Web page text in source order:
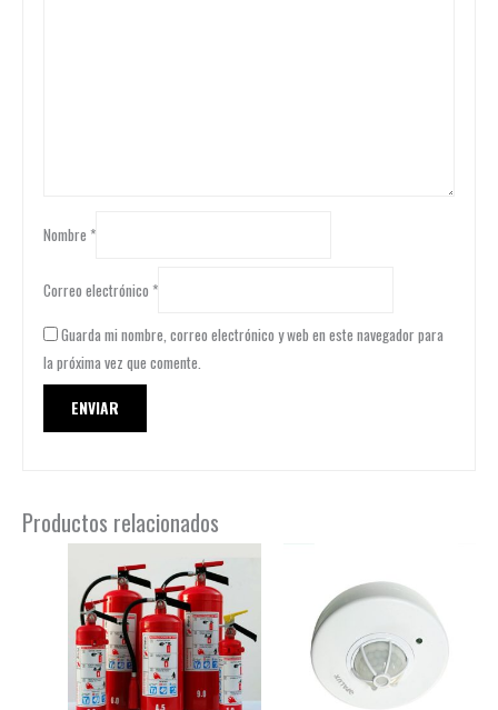
Nombre *
Correo electrónico *
Guarda mi nombre, correo electrónico y web en este navegador para
la próxima vez que comente.
Productos relacionados